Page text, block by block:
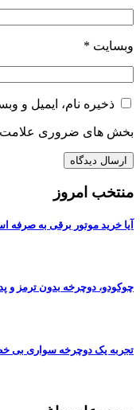
وبسایت *
ذخیره نام، ایمیل و
بخش های ضروری علامت
منتخب امروز
آیا خرید موتور برقی به صرفه
چوکودو، دوچرخه بدون ترمز و
تجربه یک دوچرخه سواری بی